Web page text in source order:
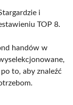
i
TOP 8.
handów w
to, aby znaleźć